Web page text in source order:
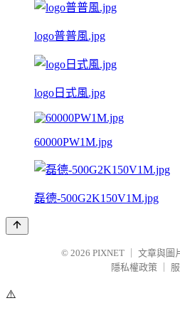
logo普普風.jpg
logo日式風.jpg
60000PW1M.jpg
磊德-500G2K150V1M.jpg
© 2026 PIXNET
文章與圖
隱私權政策
⚠️